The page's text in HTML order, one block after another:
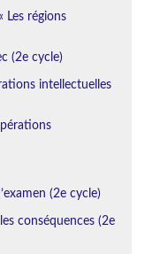
Les régions
(2e cycle)
intellectuelles
(2e cycle)
conséquences (2e